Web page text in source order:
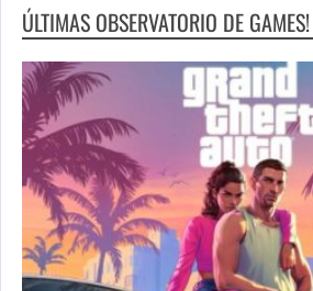
ÚLTIMAS OBSERVATORIO DE GAMES!